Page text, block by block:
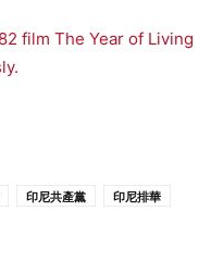
印尼共產黨
印尼排華